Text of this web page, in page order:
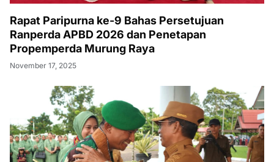
Rapat Paripurna ke-9 Bahas Persetujuan
Ranperda APBD 2026 dan Penetapan
Propemperda Murung Raya
November 17, 2025